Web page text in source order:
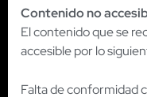
Contenido no
El contenido que se
accesible por lo
Falta de conformidad